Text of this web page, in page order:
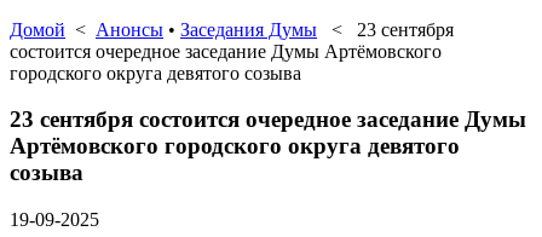
Домой < Анонсы • Заседания Думы < 23 сентября
состоится очередное заседание Думы Артёмовского
городского округа девятого созыва
23 сентября состоится очередное заседание Думы
Артёмовского городского округа девятого
созыва
19-09-2025